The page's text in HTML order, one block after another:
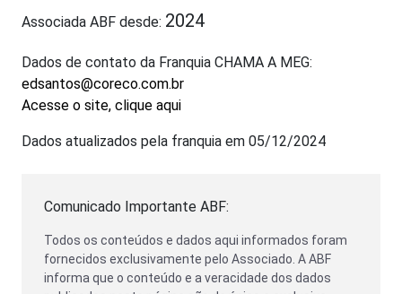
Associada ABF desde: 2024
Dados de contato da Franquia CHAMA A MEG:
edsantos@coreco.com.br
Acesse o site, clique aqui
Dados atualizados pela franquia em 05/12/2024
Comunicado Importante ABF:
Todos os conteúdos e dados aqui informados foram
fornecidos exclusivamente pelo Associado. A ABF
informa que o conteúdo e a veracidade dos dados